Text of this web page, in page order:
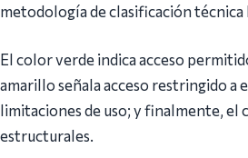
metodología de clasificación técnica
El color verde indica acceso
amarillo señala acceso restringido a
limitaciones de uso; y finalmente, el
estructurales.